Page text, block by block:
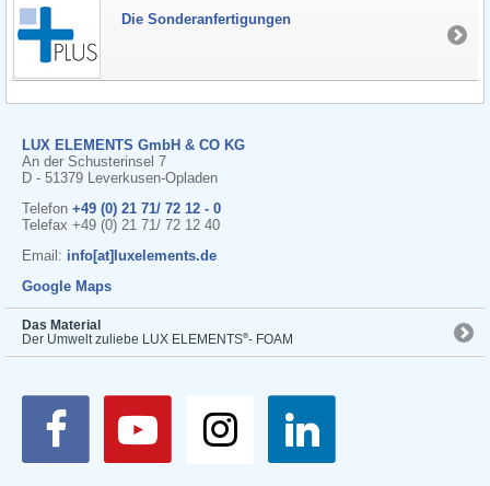
Die Sonderanfertigungen
LUX ELEMENTS GmbH & CO KG
An der Schusterinsel 7
D - 51379 Leverkusen-Opladen
Telefon +49 (0) 21 71/ 72 12 - 0
Telefax +49 (0) 21 71/ 72 12 40
Email: info[at]luxelements.de
Google Maps
Das Material
Der Umwelt zuliebe LUX ELEMENTS®- FOAM